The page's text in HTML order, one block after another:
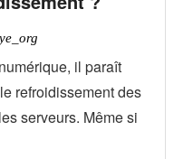
il paraît
refroidissement des
serveurs. Même si